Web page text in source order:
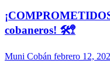
cobaneros! 🛠️🚏
Muni Cobán febrero 12,